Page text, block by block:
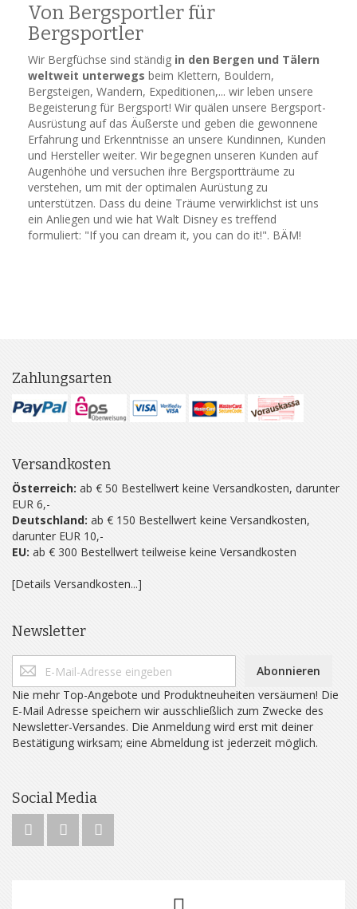
Von Bergsportler für
Bergsportler
Wir Bergfüchse sind ständig in den Bergen und Tälern
weltweit unterwegs beim Klettern, Bouldern,
Bergsteigen, Wandern, Expeditionen,... wir leben unsere
Begeisterung für Bergsport! Wir quälen unsere Bergsport-
Ausrüstung auf das Äußerste und geben die gewonnene
Erfahrung und Erkenntnisse an unsere Kundinnen, Kunden
und Hersteller weiter. Wir begegnen unseren Kunden auf
Augenhöhe und versuchen ihre Bergsportträume zu
verstehen, um mit der optimalen Aurüstung zu
unterstützen. Dass du deine Träume verwirklichst ist uns
ein Anliegen und wie hat Walt Disney es treffend
formuliert: "If you can dream it, you can do it!". BÄM!
Zahlungsarten
Versandkosten
Österreich: ab € 50 Bestellwert keine Versandkosten, darunter
EUR 6,-
Deutschland: ab € 150 Bestellwert keine Versandkosten,
darunter EUR 10,-
EU: ab € 300 Bestellwert teilweise keine Versandkosten
[Details Versandkosten...]
Newsletter
Abonnieren
Nie mehr Top-Angebote und Produktneuheiten versäumen! Die
E-Mail Adresse speichern wir ausschließlich zum Zwecke des
Newsletter-Versandes. Die Anmeldung wird erst mit deiner
Bestätigung wirksam; eine Abmeldung ist jederzeit möglich.
Social Media